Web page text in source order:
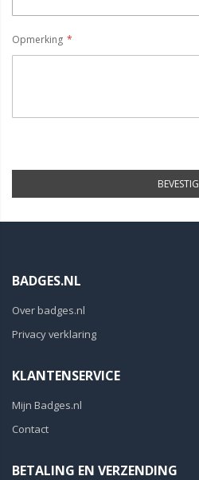
Opmerking
BEVESTIG
BADGES.NL
Over badges.nl
Privacy verklaring
KLANTENSERVICE
Mijn Badges.nl
Contact
BETALING EN VERZENDING